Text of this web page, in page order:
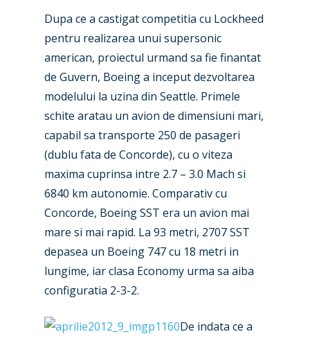
Dupa ce a castigat competitia cu Lockheed
pentru realizarea unui supersonic
american, proiectul urmand sa fie finantat
de Guvern, Boeing a inceput dezvoltarea
modelului la uzina din Seattle. Primele
schite aratau un avion de dimensiuni mari,
capabil sa transporte 250 de pasageri
(dublu fata de Concorde), cu o viteza
maxima cuprinsa intre 2.7 – 3.0 Mach si
6840 km autonomie. Comparativ cu
Concorde, Boeing SST era un avion mai
mare si mai rapid. La 93 metri, 2707 SST
depasea un Boeing 747 cu 18 metri in
lungime, iar clasa Economy urma sa aiba
configuratia 2-3-2.
De indata ce a